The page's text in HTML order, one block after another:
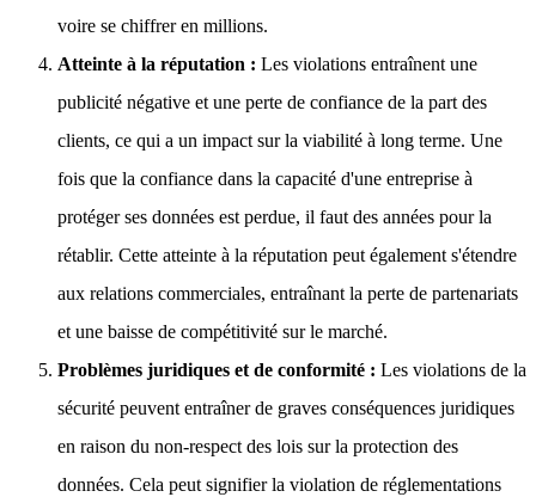
voire se chiffrer en millions.
Atteinte à la réputation : Les violations entraînent une
publicité négative et une perte de confiance de la part des
clients, ce qui a un impact sur la viabilité à long terme. Une
fois que la confiance dans la capacité d'une entreprise à
protéger ses données est perdue, il faut des années pour la
rétablir. Cette atteinte à la réputation peut également s'étendre
aux relations commerciales, entraînant la perte de partenariats
et une baisse de compétitivité sur le marché.
Problèmes juridiques et de conformité : Les violations de la
sécurité peuvent entraîner de graves conséquences juridiques
en raison du non-respect des lois sur la protection des
données. Cela peut signifier la violation de réglementations